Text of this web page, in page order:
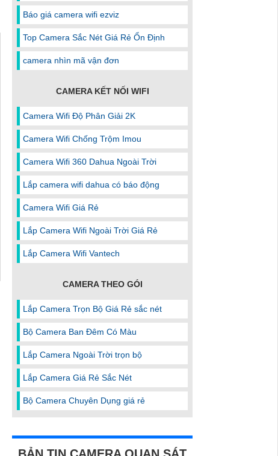
Báo giá camera wifi ezviz
Top Camera Sắc Nét Giá Rẻ Ổn Định
camera nhìn mã vận đơn
CAMERA KẾT NỐI WIFI
Camera Wifi Độ Phân Giải 2K
Camera Wifi Chống Trộm Imou
Camera Wifi 360 Dahua Ngoài Trời
Lắp camera wifi dahua có báo động
Camera Wifi Giá Rẻ
Lắp Camera Wifi Ngoài Trời Giá Rẻ
Lắp Camera Wifi Vantech
CAMERA THEO GÓI
Lắp Camera Trọn Bộ Giá Rẻ sắc nét
Bộ Camera Ban Đêm Có Màu
Lắp Camera Ngoài Trời trọn bộ
Lắp Camera Giá Rẻ Sắc Nét
Bộ Camera Chuyên Dụng giá rẻ